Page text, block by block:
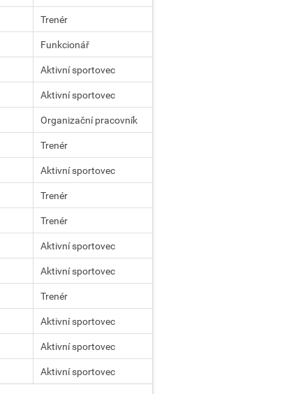
Trenér
Funkcionář
Aktivní sportovec
Aktivní sportovec
Organizační pracovník
Trenér
Aktivní sportovec
Trenér
Trenér
Aktivní sportovec
Aktivní sportovec
Trenér
Aktivní sportovec
Aktivní sportovec
Aktivní sportovec